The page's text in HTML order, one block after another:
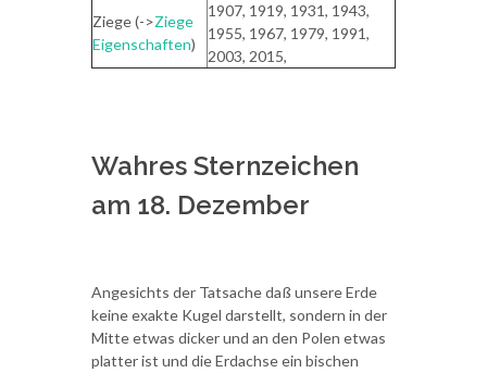
Ziege (->Ziege
Eigenschaften)
1907, 1919, 1931, 1943,
1955, 1967, 1979, 1991,
2003, 2015,
Wahres Sternzeichen
am 18. Dezember
Angesichts der Tatsache daß unsere Erde
keine exakte Kugel darstellt, sondern in der
Mitte etwas dicker und an den Polen etwas
platter ist und die Erdachse ein bischen